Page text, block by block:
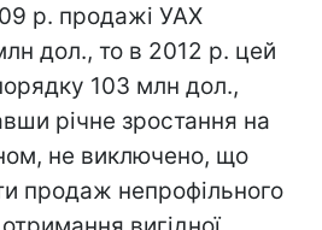
р. продажі УАХ
дол., то в 2012 р. цей
103 млн дол.,
річне зростання на
не виключено, що
продаж непрофільного